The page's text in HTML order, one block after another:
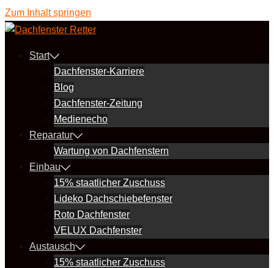
Zum Inhalt springen
Start
Dachfenster-Karriere
Blog
Dachfenster-Zeitung
Medienecho
Reparatur
Wartung von Dachfenstern
Einbau
15% staatlicher Zuschuss
Lideko Dachschiebefenster
Roto Dachfenster
VELUX Dachfenster
Austausch
15% staatlicher Zuschuss